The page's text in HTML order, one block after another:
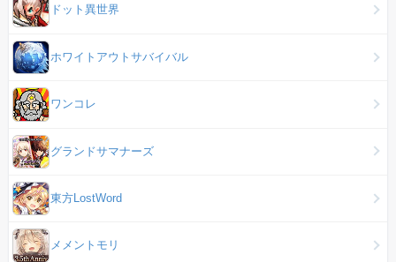
ドット異世界
ホワイトアウトサバイバル
ワンコレ
グランドサマナーズ
東方LostWord
メメントモリ